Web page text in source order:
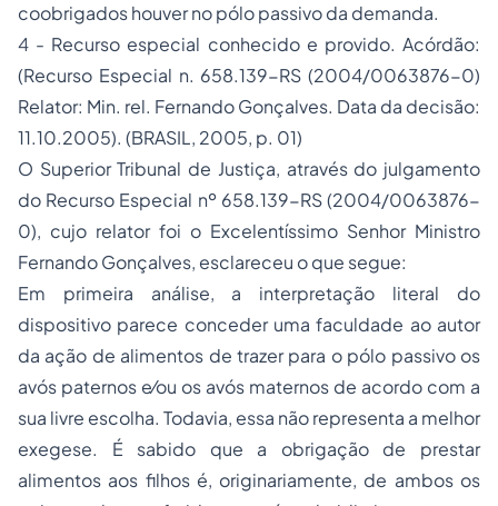
4 - Recurso especial conhecido e provido. Acórdão:
(Recurso Especial n. 658.139-RS (2004/0063876-0)
Relator: Min. rel. Fernando Gonçalves. Data da decisão:
11.10.2005). (BRASIL, 2005, p. 01)
O Superior Tribunal de Justiça, através do julgamento
do Recurso Especial nº 658.139-RS (2004/0063876-
0), cujo relator foi o Excelentíssimo Senhor Ministro
Fernando Gonçalves, esclareceu o que segue:
Em primeira análise, a interpretação literal do
dispositivo parece conceder uma faculdade ao autor
da ação de alimentos de trazer para o pólo passivo os
avós paternos e⁄ou os avós maternos de acordo com a
sua livre escolha. Todavia, essa não representa a melhor
exegese. É sabido que a obrigação de prestar
alimentos aos filhos é, originariamente, de ambos os
pais, sendo transferida aos avós subsidiariamente, em